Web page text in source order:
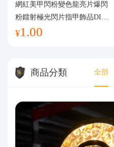
網紅美甲閃粉變色龍亮片爆閃
粉鐳射極光閃片指甲飾品DIY
手工流麻
¥1.00
商品分類 全部